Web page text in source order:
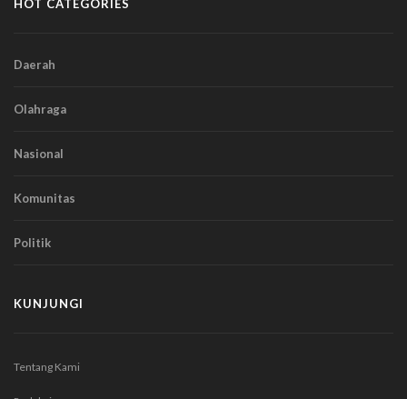
HOT CATEGORIES
Daerah
Olahraga
Nasional
Komunitas
Politik
KUNJUNGI
Tentang Kami